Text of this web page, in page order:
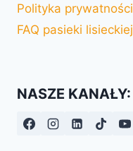
Polityka prywatności
FAQ pasieki lisieckiej
NASZE KANAŁY: